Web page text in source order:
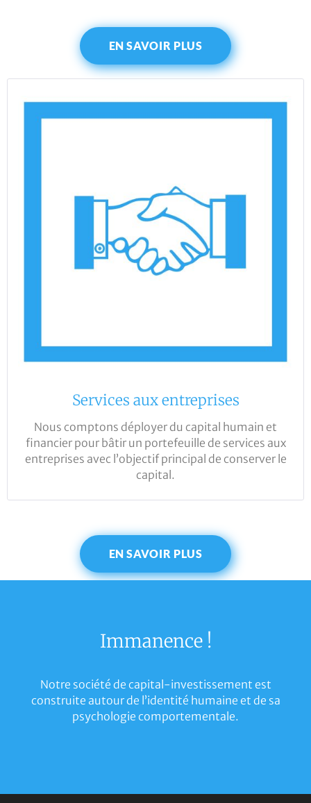
EN SAVOIR PLUS
Services aux entreprises
Nous comptons déployer du capital humain et
financier pour bâtir un portefeuille de services aux
entreprises avec l’objectif principal de conserver le
capital.
EN SAVOIR PLUS
Immanence !
Notre société de capital-investissement est
construite autour de l’identité humaine et de sa
psychologie comportementale.